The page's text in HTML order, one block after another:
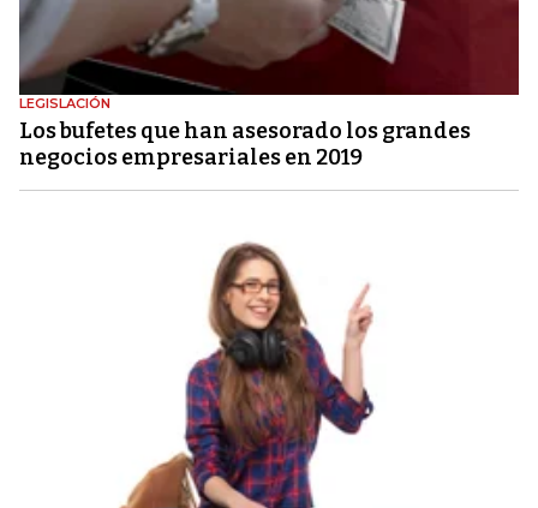
LEGISLACIÓN
Los bufetes que han asesorado los grandes
negocios empresariales en 2019